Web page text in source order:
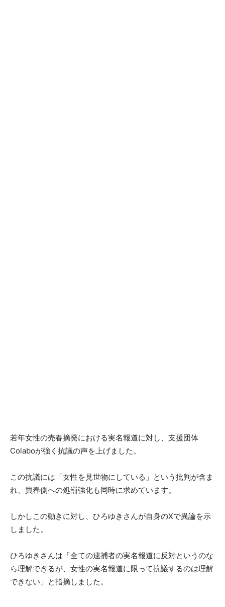
若年女性の売春摘発における実名報道に対し、支援団体
Colaboが強く抗議の声を上げました。
この抗議には「女性を見世物にしている」という批判が含ま
れ、買春側への処罰強化も同時に求めています。
しかしこの動きに対し、ひろゆきさんが自身のXで異論を示
しました。
ひろゆきさんは「全ての逮捕者の実名報道に反対というのな
ら理解できるが、女性の実名報道に限って抗議するのは理解
できない」と指摘しました。